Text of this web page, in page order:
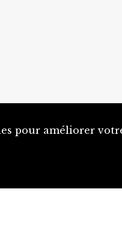
pour améliorer